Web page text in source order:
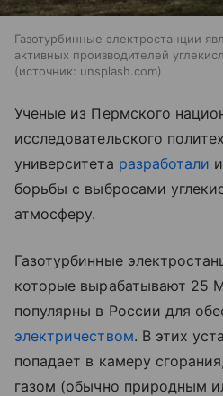
Газотурбинные электростанции
активных производителей
источник: unsplash.com
Ученые из Пермского
исследовательского
университета разработали
борьбы с выбросами
атмосферу.
Газотурбинные
которые вырабатывают 25
популярны в России для
электричеством. В этих
попадает в камеру
газом (обычно природным